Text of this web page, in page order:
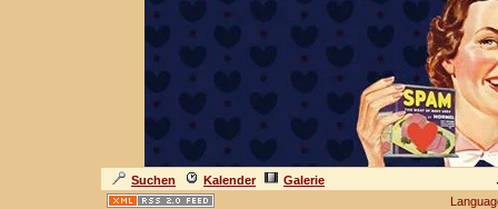
Suchen Kalender
Galerie